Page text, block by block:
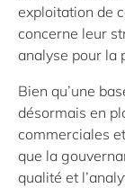
exploitation de
concerne leur
analyse pour la
Bien qu’une
désormais en
commerciales
que la
qualité et